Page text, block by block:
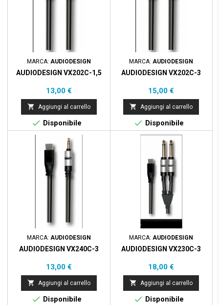
MARCA: AUDIODESIGN
AUDIODESIGN VX202C-1,5
Prezzo
13,00 €
 Aggiungi al carrello
 Disponibile
MARCA: AUDIODESIGN
AUDIODESIGN VX202C-3
Prezzo
15,00 €
 Aggiungi al carrello
 Disponibile
MARCA: AUDIODESIGN
AUDIODESIGN VX240C-3
Prezzo
13,00 €
 Aggiungi al carrello
 Disponibile
MARCA:AUDIODESIGN
AUDIODESIGN VX230C-3
Prezzo
18,00 €
 Aggiungi al carrello
 Disponibile